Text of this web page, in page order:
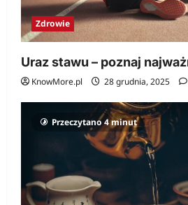
Zdrowie
Uraz stawu – poznaj
KnowMore.pl 28 grudnia, 2025
Przeczytano 4 minut